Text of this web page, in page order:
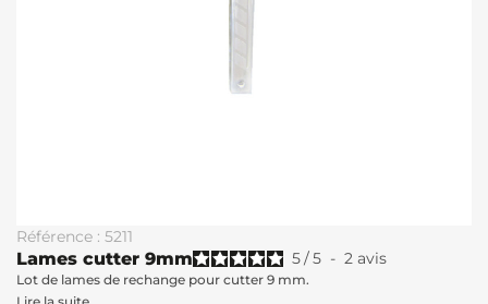
Référence : 5211
Lames cutter 9mm 5/5 - 2 avis
Lot de lames de rechange pour cutter 9 mm.